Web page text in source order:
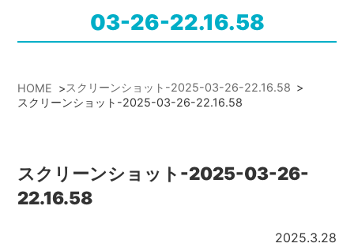
03-26-22.16.58
HOME >スクリーンショット-2025-03-26-22.16.58 >
スクリーンショット-2025-03-26-22.16.58
スクリーンショット-2025-03-26-
22.16.58
2025.3.28